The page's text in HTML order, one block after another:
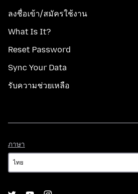
ลงชื่อเข้า/สมัครใช้งาน
What Is It?
Reset Password
Sync Your Data
รับความช่วยเหลือ
ภาษา